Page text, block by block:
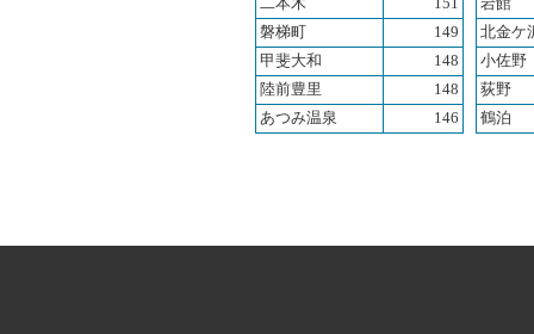
磐梯町
149
甲斐大和
148
陸前豊里
148
あつみ温泉
146
北金ケ
小佐野
荻野
鶴泊